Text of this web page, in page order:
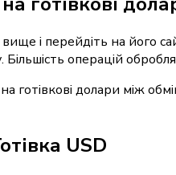
і перейдіть на його
Більшість операцій
готівкові долари між
USD